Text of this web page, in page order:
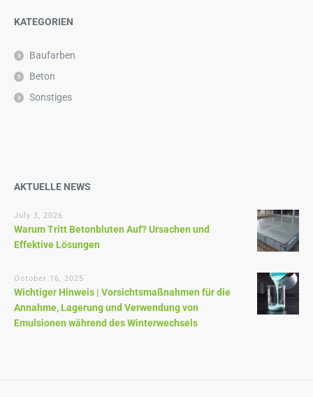
KATEGORIEN
Baufarben
Beton
Sonstiges
AKTUELLE NEWS
July 3, 2026
Warum Tritt Betonbluten Auf? Ursachen und
Effektive Lösungen
October 16, 2025
Wichtiger Hinweis | Vorsichtsmaßnahmen für die
Annahme, Lagerung und Verwendung von
Emulsionen während des Winterwechsels